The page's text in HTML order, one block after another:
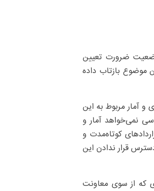
ضرورت تعیین
موضوع بازتاب داده
آمار مربوط به این
نمی‌خواهد آمار و
کوتاه‌مدت و
قرار ندادن این
که از سوی معاونت